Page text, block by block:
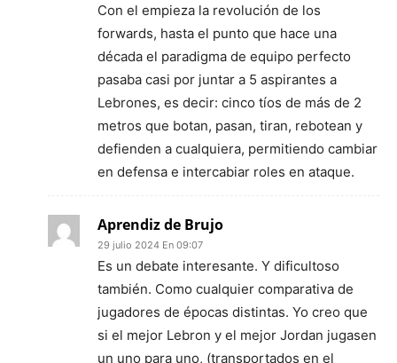
Con el empieza la revolución de los
forwards, hasta el punto que hace una
década el paradigma de equipo perfecto
pasaba casi por juntar a 5 aspirantes a
Lebrones, es decir: cinco tíos de más de 2
metros que botan, pasan, tiran, rebotean y
defienden a cualquiera, permitiendo cambiar
en defensa e intercabiar roles en ataque.
Aprendiz de Brujo
29 julio 2024 En 09:07
Es un debate interesante. Y dificultoso
también. Como cualquier comparativa de
jugadores de épocas distintas. Yo creo que
si el mejor Lebron y el mejor Jordan jugasen
un uno para uno, (transportados en el